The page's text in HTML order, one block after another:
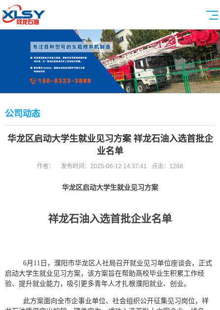
公司动态
华龙区启动大学生就业见习方案 祥龙石油入选首批企
业名单
作者： 发布时间：2025-06-12 14:37:41 点击：1268
华龙区启动大学生就业见习方案
祥龙石油入选首批企业名单
6月11日，濮阳市华龙区 人社局召开就业见习单位座谈会， 正式
启动大学生就业见习方案， 该方案旨在帮助高校毕业生积累工作经
验、提升就业能力，吸引更多青年人才扎根濮阳就业、创业。
此方案面向全市企事业单位、社会组织公开征集见习岗位，祥